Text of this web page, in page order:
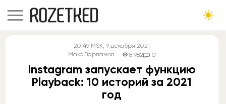
20:49 MSK, 9 декабря 2021
Макс Варламов
8 982 0
Instagram запускает функцию
Playback: 10 историй за 2021
год